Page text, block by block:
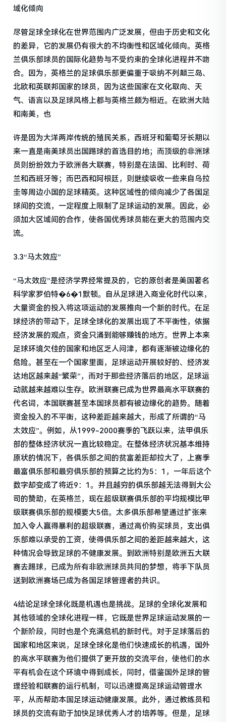
域化倾向
尽管足球全球化在世界范围内广泛发展，但由于历史和文化
的差异，它的发展仍有很大的不均衡性和区域化倾向。英格
兰俱乐部球员的国际化趋势与不受约束的全球化进程并不吻
合。因为，英格兰的足球俱乐部更偏重于吸纳不列颠三岛、
北欧和英联邦国家的球员，因为这些国家在文化取向、天
气、语言以及足球风格上都与英格兰颇为相近。在欧洲大陆
和南美，也
许是因为大洋两岸传统的殖民关系，西班牙和葡萄牙长期以
来一直是南美球员出国踢球的首选目的地；而顶级的非洲球
员则纷纷效力于欧洲各大联赛，特别是在法国、比利时、荷
兰和西班牙等；而巴西和阿根廷，则继续吸收一些来自乌拉
圭等周边小国的足球精英。这种区域性的倾向减少了各国足
球间的交流，一定程度上限制了足球运动的发展。因此，必
须加大区域间的合作，使各国优秀球员能在更大的范围内交
流。
3.3“马太效应”
“马太效应”是经济学界经常提及的，它的原创者是美国著名
科学家罗伯特�6�1默顿。自从足球进入商业化时代以来，
大量资金的投入将这项运动的发展推向一个新的时代。在足
球经济的带动下，足球全球化的发展出现了不平衡性，依据
经济发展的观点，资金只涌到能够赚钱的地方。世界上本来
足球环境欠佳的国家和地区乏人问津，都有逐渐被边缘化的
危险。甚至在一个国家里面，足球运动开展较好的、经济发
达地区越来越“繁荣”，而对于那些经济落后的地区，足球运
动就越来越难以生存。欧洲联赛已成为世界最高水平联赛的
代名词，本国联赛甚至本国球员都有被边缘化的趋势。随着
资金投入的不平衡，这种差距越来越大，形成了所谓的“马
太效应”。例如，从1999-2000赛季的飞跃以来，法甲俱乐
部的整体经济状况一直比较稳定。在整体经济状况基本维持
原状的情况下，各俱乐部之间的贫富差距却拉大了，上赛季
最富俱乐部和最穷俱乐部的预算之比约为5：1，一年后这个
数字却变成了将近9：1。并且越穷的俱乐部越无法得到大公
司的赞助，在英格兰，现在超级联赛俱乐部的平均规模比甲
级联赛俱乐部的规模要大5倍。太多俱乐部希望通过扩张来
加入令人赢得暴利的超级联赛，通过高价购买球员，支出俱
乐部难以承受的工资，使得俱乐部之间的差距越来越大，这
种情况会导致足球的不健康发展。到欧洲特别是欧洲五大联
赛去踢球，已成为所有非欧洲球员共同的梦想，将手下队员
送到欧洲赛场已成为各国足球管理者的共识。
4结论足球全球化既是机遇也是挑战。足球的全球化发展和
其他领域的全球化进程一样，它既是世界足球运动发展的一
个新阶段，同时也是个充满危机的新时代。对于足球落后的
国家和地区来说，足球全球化是他们快速成长的机遇，国外
的高水平联赛为他们提供了更开放的交流平台，使他们的水
平有机会在这个环境中得到成长，同时，借鉴国外足球的管
理经验和联赛的运行机制，可以迅速提高足球运动管理水
平，从而帮助本国足球运动健康发展。此外，通过教练员和
球员的交流有助于加快足球优秀人才的培养等。但是，足球